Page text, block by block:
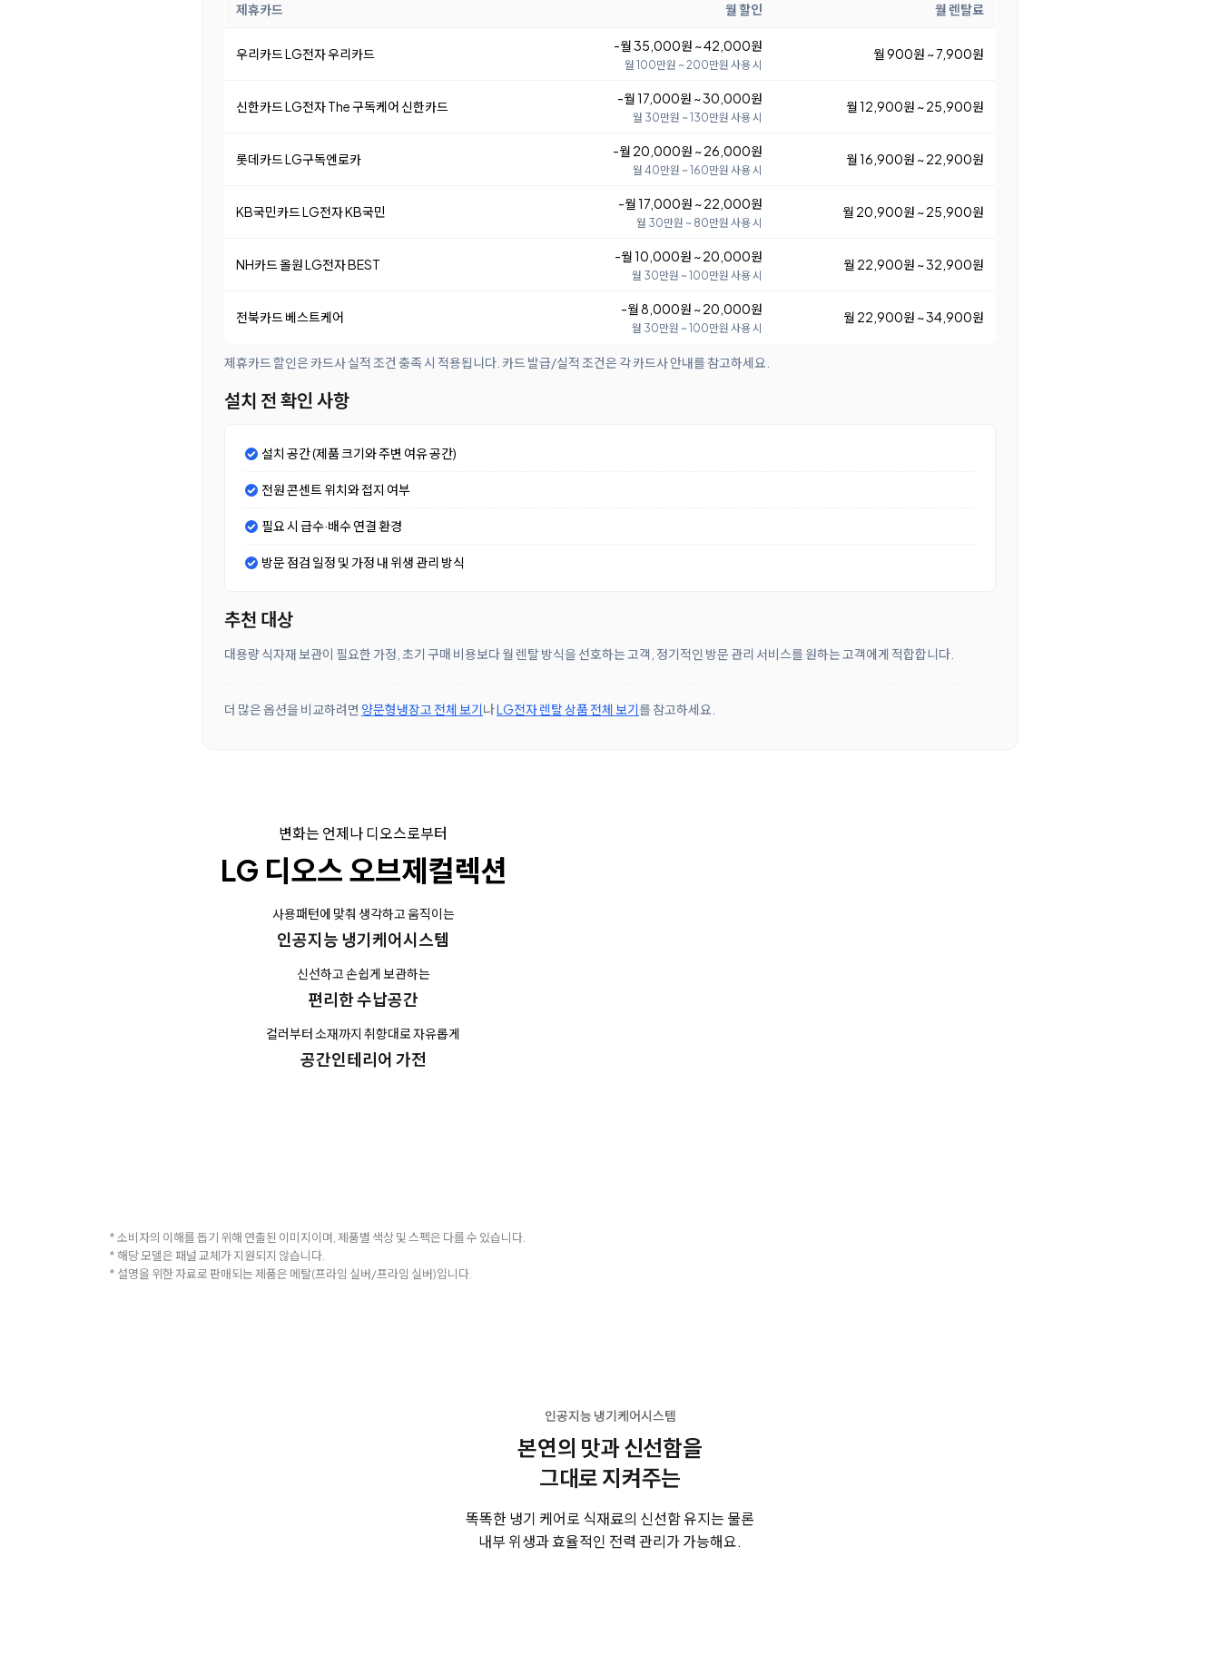
제휴카드 월 할인 월 렌탈료
우리카드 LG전자 우리카드 -월 35,000원 ~ 42,000원
월 100만원 ~ 200만원 사용 시
월 900원 ~ 7,900원
신한카드 LG전자 The 구독케어 신한카드 -월 17,000원 ~ 30,000원
월 30만원 ~ 130만원 사용 시
월 12,900원 ~ 25,900원
롯데카드 LG구독엔로카 -월 20,000원 ~ 26,000원
월 40만원 ~ 160만원 사용 시
월 16,900원 ~ 22,900원
KB국민카드 LG전자 KB국민 -월 17,000원 ~ 22,000원
월 30만원 ~ 80만원 사용 시
월 20,900원 ~ 25,900원
NH카드 올원 LG전자 BEST -월 10,000원 ~ 20,000원
월 30만원 ~ 100만원 사용 시
월 22,900원 ~ 32,900원
전북카드 베스트케어 -월 8,000원 ~ 20,000원
월 30만원 ~ 100만원 사용 시
월 22,900원 ~ 34,900원
제휴카드 할인은 카드사 실적 조건 충족 시 적용됩니다. 카드 발급/실적 조건은 각 카드사 안내를 참고하세요.
설치 전 확인 사항
설치 공간 (제품 크기와 주변 여유 공간)
전원 콘센트 위치와 접지 여부
필요 시 급수·배수 연결 환경
방문 점검 일정 및 가정 내 위생 관리 방식
추천 대상
대용량 식자재 보관이 필요한 가정, 초기 구매 비용보다 월 렌탈 방식을 선호하는 고객, 정기적인 방문 관리 서비스를 원하는 고객에게 적합합니다.
더 많은 옵션을 비교하려면 양문형냉장고 전체 보기나LG전자 렌탈 상품 전체 보기를 참고하세요.
변화는 언제나 디오스로부터
LG 디오스 오브제컬렉션
사용패턴에 맞춰 생각하고 움직이는
인공지능 냉기케어시스템
신선하고 손쉽게 보관하는
편리한 수납공간
컬러부터 소재까지 취향대로 자유롭게
공간인테리어 가전
* 소비자의 이해를 돕기 위해 연출된 이미지이며, 제품별 색상 및 스펙은 다를 수 있습니다.
* 해당 모델은 패널 교체가 지원되지 않습니다.
* 설명을 위한 자료로 판매되는 제품은 메탈(프라임 실버/프라임 실버)입니다.
인공지능 냉기케어시스템
본연의 맛과 신선함을
그대로 지켜주는
똑똑한 냉기 케어로 식재료의 신선함 유지는 물론
내부 위생과 효율적인 전력 관리가 가능해요.